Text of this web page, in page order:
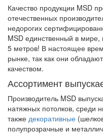
Качество продукции MSD
отечественных
недорогих
MSD единственный в
5 метров! В настоящее
рынке, так как они
качеством.
Ассортимент
Производитель MSD
натяжных потолков, среди
также декоративные
полупрозрачные и